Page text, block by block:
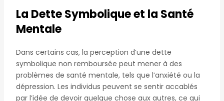
La Dette Symbolique et la Santé
Mentale
Dans certains cas, la perception d’une dette
symbolique non remboursée peut mener à des
problèmes de santé mentale, tels que l’anxiété ou la
dépression. Les individus peuvent se sentir accablés
par l’idée de devoir quelque chose aux autres, ce qui